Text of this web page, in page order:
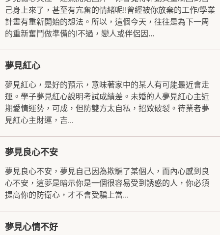
己身上來了，甚至有亢奮的情緒呢!!曾經被你放棄的工作/學業
計畫有重新開始的想法。所以，這個今天，往往是為下一周
的重新奮鬥做準備的!不過，戀人或伴侶因...
夢見紅心
夢見紅心，是好的預示，意味著家中的某人有可能最近會走
運。學子夢見紅心說明考試成績差。未婚的人夢見紅心主近
期愛情運勢，可成，但防雙方太自私，招致破裂。待業者夢
見紅心主財運，吉...
夢見良心不安
夢見良心不安，夢見自己因為欺騙了某個人，而內心感到良
心不安，這夢是暗示你是一個很容易受到誘惑的人，你必須
提高你的防衛心，才不會受騙上當...
夢見心情不好